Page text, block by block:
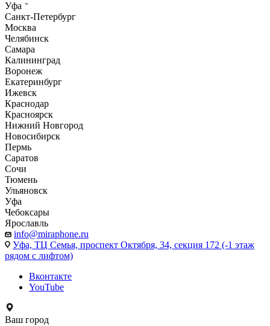
Уфа
Санкт-Петербург
Москва
Челябинск
Самара
Калининград
Воронеж
Екатеринбург
Ижевск
Краснодар
Красноярск
Нижний Новгород
Новосибирск
Пермь
Саратов
Сочи
Тюмень
Ульяновск
Уфа
Чебоксары
Ярославль
info@miraphone.ru
Уфа, ТЦ Семья, проспект Октября, 34, секция 172 (-1 этаж
рядом с лифтом)
Вконтакте
YouTube
Ваш город